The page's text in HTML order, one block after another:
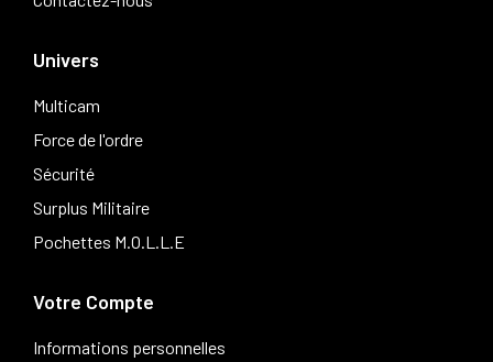
Univers
Multicam
Force de l'ordre
Sécurité
Surplus Militaire
Pochettes M.O.L.L.E
Votre Compte
Informations personnelles